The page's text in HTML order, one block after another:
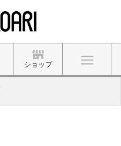
ショップ